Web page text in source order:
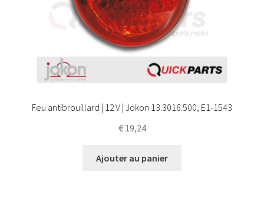
Feu antibrouillard | 12 V | Jokon 13.3016.500, E1-1543
€19,24
Ajouter au panier